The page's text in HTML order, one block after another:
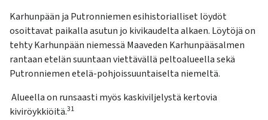
Karhunpään ja Putronniemen esihistorialliset löydöt
osoittavat paikalla asutun jo kivikaudelta alkaen. Löytöjä on
tehty Karhunpään niemessä Maaveden Karhunpääsalmen
rantaan etelän suuntaan viettävällä peltoalueella sekä
Putronniemen etelä-pohjoissuuntaiselta niemeltä.
Alueella on runsaasti myös kaskiviljelystä kertovia
kiviröykkiöitä.31